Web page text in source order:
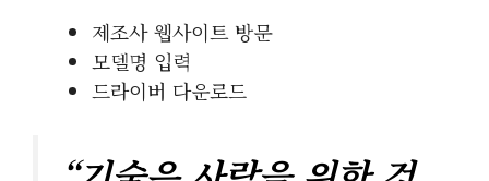
제조사 웹사이트 방문
모델명 입력
드라이버 다운로드